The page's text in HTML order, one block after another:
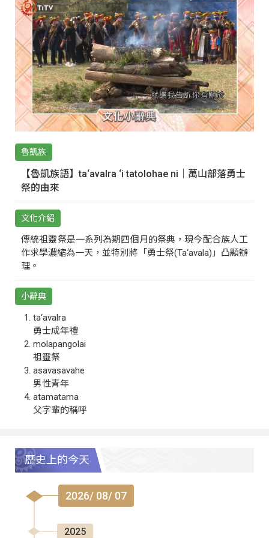
魯凱族
【魯凱族語】ta‘avalra ‘i tatolohae ni｜萬山部落勇士
祭的由來
文化介紹
傳統祖靈祭是一系列為期四個月的祭典，現今配合族人工
作求學濃縮為一天，並特別將「勇士祭(Ta‘avala)」凸顯辦
理。
小辭典
ta‘avalra
勇士成年禮
molapangolai
祖靈祭
asavasavahe
男性青年
atamatama
父字輩的稱呼
歷史上的今天
2026/ 08/ 07
2025